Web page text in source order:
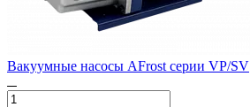
Вакуумные насосы AFrost серии VP/SV